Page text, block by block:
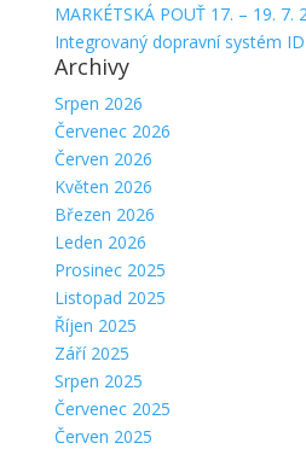
MARKÉTSKÁ POUŤ 17. – 19. 7.
Integrovaný dopravní systém
Archivy
Srpen 2026
Červenec 2026
Červen 2026
Květen 2026
Březen 2026
Leden 2026
Prosinec 2025
Listopad 2025
Říjen 2025
Září 2025
Srpen 2025
Červenec 2025
Červen 2025